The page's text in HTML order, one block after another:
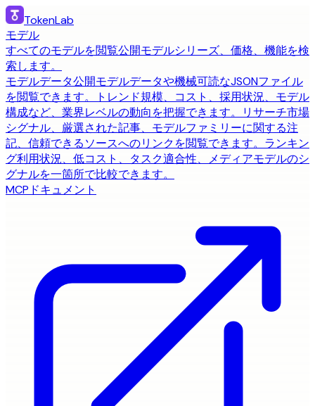
TokenLab
モデル
すべてのモデルを閲覧公開モデルシリーズ、価格、機能を検
索します。
モデルデータ公開モデルデータや機械可読なJSONファイル
を閲覧できます。
トレンド規模、コスト、採用状況、モデル
構成など、業界レベルの動向を把握できます。
リサーチ市場
シグナル、厳選された記事、モデルファミリーに関する注
記、信頼できるソースへのリンクを閲覧できます。 ランキン
グ利用状況、低コスト、タスク適合性、メディアモデルのシ
グナルを一箇所で比較できます。
MCP ドキュメント